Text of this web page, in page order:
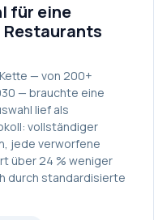
für eine
— von 200+
— brauchte eine
lief als
vollständiger
jede verworfene
über 24 % weniger
durch standardisierte